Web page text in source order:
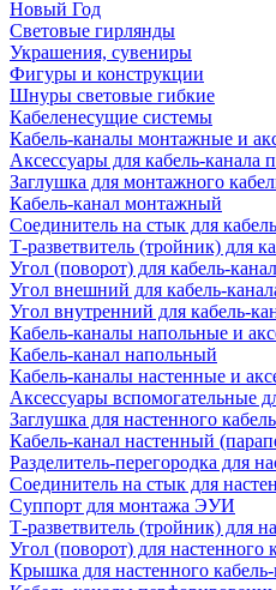
Новый Год
Световые гирлянды
Украшения, сувениры
Фигуры и конструкции
Шнуры световые гибкие
Кабеленесущие системы
Кабель-каналы монтажные и
Аксессуары для кабель-канала
Заглушка для монтажного
Кабель-канал монтажный
Соединитель на стык для
Т-разветвитель (тройник) для
Угол (поворот) для кабель-
Угол внешний для кабель-
Угол внутренний для кабель-
Кабель-каналы напольные и
Кабель-канал напольный
Кабель-каналы настенные и
Аксессуары вспомогательные
Заглушка для настенного
Кабель-канал настенный
Разделитель-перегородка для
Соединитель на стык для
Суппорт для монтажа ЭУИ
Т-разветвитель (тройник) для
Угол (поворот) для настенного
Крышка для настенного кабель-